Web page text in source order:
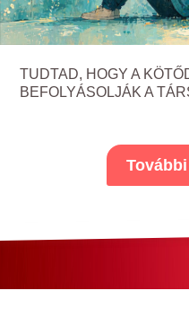
TUDTAD, HOGY A
BEFOLYÁSOLJÁK A